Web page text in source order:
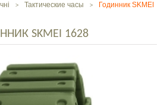
> Тактические часы >
Годинник SKMEI
SKMEI 1628